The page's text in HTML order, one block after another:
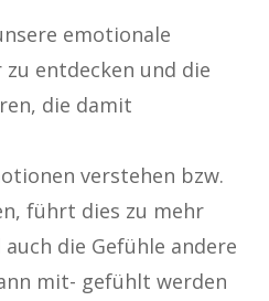
emotionale
entdecken und die
die damit
verstehen bzw.
führt dies zu mehr
die Gefühle andere
mit- gefühlt werden